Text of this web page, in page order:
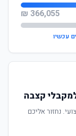
366,055 ₪
עכשיו
קצבה
נחזור אליכם